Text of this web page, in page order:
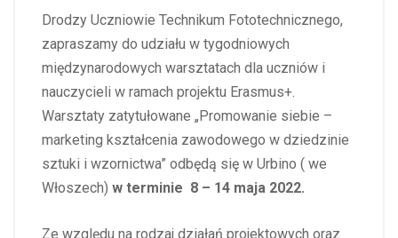
Drodzy Uczniowie Technikum Fototechnicznego,
zapraszamy do udziału w tygodniowych
międzynarodowych warsztatach dla uczniów i
nauczycieli w ramach projektu Erasmus+.
Warsztaty zatytułowane „Promowanie siebie –
marketing kształcenia zawodowego w dziedzinie
sztuki i wzornictwa” odbędą się w Urbino ( we
Włoszech) w terminie 8 – 14 maja 2022.
Ze względu na rodzaj działań projektowych oraz